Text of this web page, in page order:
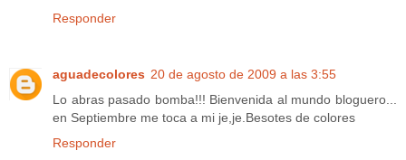
Responder
aguadecolores 20 de agosto de 2009 a las 3:55
Lo abras pasado bomba!!! Bienvenida al mundo bloguero...
en Septiembre me toca a mi je,je.Besotes de colores
Responder